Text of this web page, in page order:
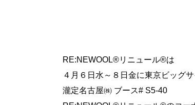
RE:NEWOOL®リニュール®は
４月６日水～８日金に東京ビッグ
瀧定名古屋㈱ ブース# S5-40